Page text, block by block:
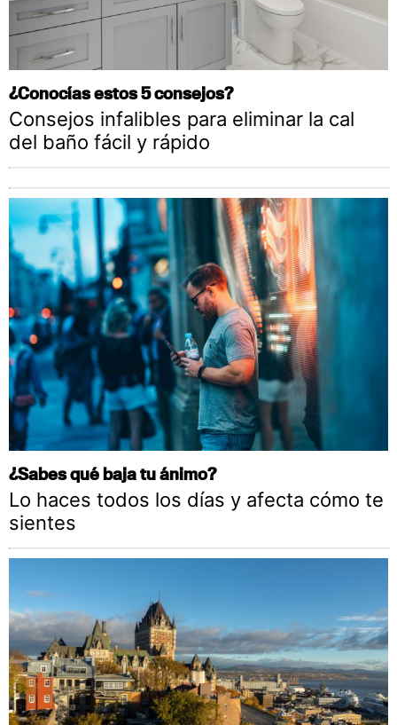
¿Conocías estos 5 consejos?
Consejos infalibles para eliminar la cal
del baño fácil y rápido
¿Sabes qué baja tu ánimo?
Lo haces todos los días y afecta cómo te
sientes